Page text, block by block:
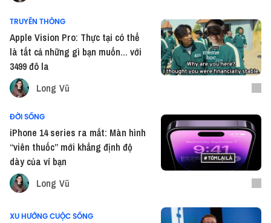
TRUYỀN THÔNG
Apple Vision Pro: Thực tại có thể
là tất cả những gì bạn muốn... với
3499 đô la
Long Vũ
ĐỜI SỐNG
iPhone 14 series ra mắt: Màn hình
“viên thuốc” mới khẳng định độ
dày của ví bạn
Long Vũ
XU HƯỚNG CUỘC SỐNG